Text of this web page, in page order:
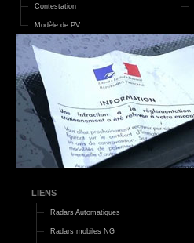
Contestation
Modèle de PV
LIENS
Radars Automatiques
Radars mobiles NG